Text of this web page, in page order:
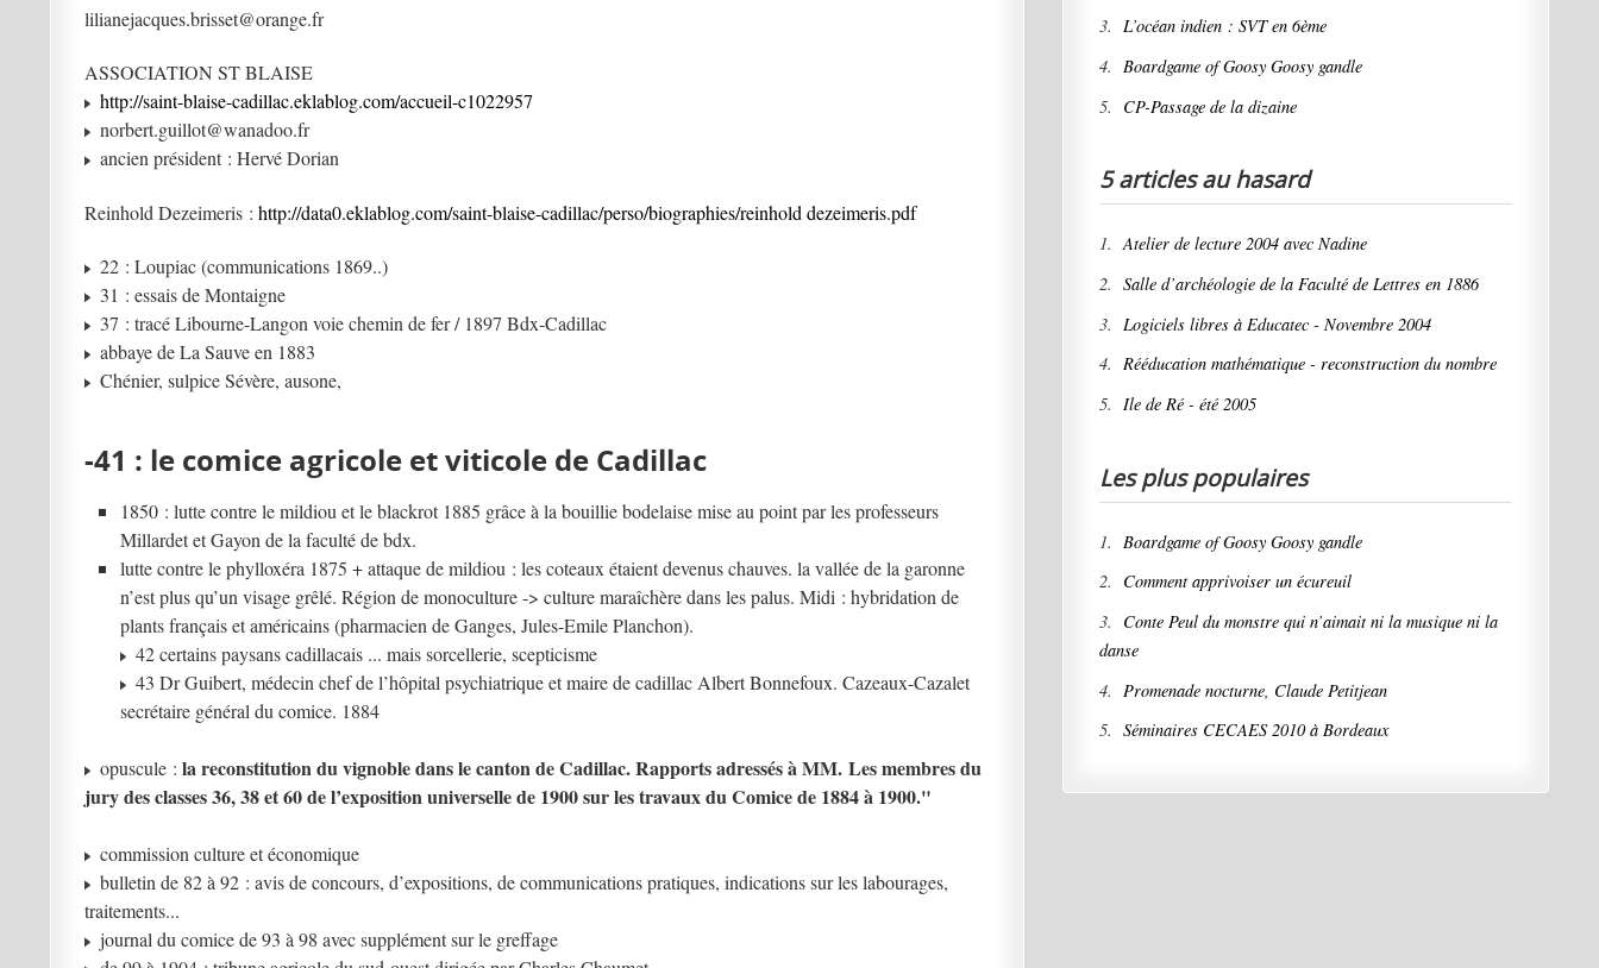
lilianejacques.brisset@orange.fr
ASSOCIATION ST BLAISE
http://saint-blaise-cadillac.eklablog.com/accueil-c1022957
norbert.guillot@wanadoo.fr
ancien président : Hervé Dorian
Reinhold Dezeimeris : http://data0.eklablog.com/saint-blaise-cadillac/perso/biographies/reinhold dezeimeris.pdf
22 : Loupiac (communications 1869..)
31 : essais de Montaigne
37 : tracé Libourne-Langon voie chemin de fer / 1897 Bdx-Cadillac
abbaye de La Sauve en 1883
Chénier, sulpice Sévère, ausone,
-41 : le comice agricole et viticole de Cadillac
1850 : lutte contre le mildiou et le blackrot 1885 grâce à la bouillie bodelaise mise au point par les professeurs
Millardet et Gayon de la faculté de bdx.
lutte contre le phylloxéra 1875 + attaque de mildiou : les coteaux étaient devenus chauves. la vallée de la garonne
n’est plus qu’un visage grêlé. Région de monoculture -> culture maraîchère dans les palus. Midi : hybridation de
plants français et américains (pharmacien de Ganges, Jules-Emile Planchon).
42 certains paysans cadillacais ... mais sorcellerie, scepticisme
43 Dr Guibert, médecin chef de l’hôpital psychiatrique et maire de cadillac Albert Bonnefoux. Cazeaux-Cazalet
secrétaire général du comice. 1884
opuscule : la reconstitution du vignoble dans le canton de Cadillac. Rapports adressés à MM. Les membres du
jury des classes 36, 38 et 60 de l’exposition universelle de 1900 sur les travaux du Comice de 1884 à 1900."
commission culture et économique
bulletin de 82 à 92 : avis de concours, d’expositions, de communications pratiques, indications sur les labourages,
traitements...
journal du comice de 93 à 98 avec supplément sur le greffage
3.L’océan indien : SVT en 6ème
4.Boardgame of Goosy Goosy gandle
5. CP-Passage de la dizaine
5 articles au hasard
1.Atelier de lecture 2004 avec Nadine
2.Salle d’archéologie de la Faculté de Lettres en 1886
3. Logiciels libres à Educatec - Novembre 2004
4.Rééducation mathématique - reconstruction du nombre
5.Ile de Ré - été 2005
Les plus populaires
1. Boardgame of Goosy Goosy gandle
2. Comment apprivoiser un écureuil
3. Conte Peul du monstre qui n’aimait ni la musique ni la
danse
4. Promenade nocturne, Claude Petitjean
5.Séminaires CECAES 2010 à Bordeaux